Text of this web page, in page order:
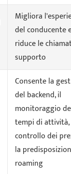
Migliora
del conducente
riduce le
supporto
Consente la
del backend, il
monitoraggio
tempi di
controllo dei
la
roaming